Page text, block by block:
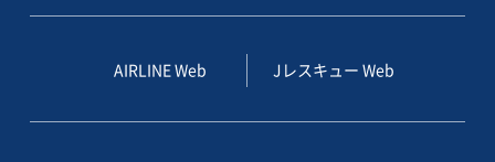
AIRLINE Web Jレスキュー Web